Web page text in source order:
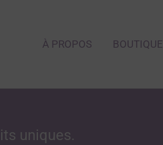
À PROPOS BOUTIQUE
uniques.